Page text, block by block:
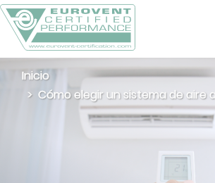
Inicio
Cómo elegir un sistema de aire